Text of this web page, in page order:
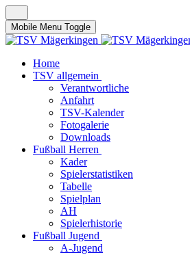
Mobile Menu Toggle
Home
TSV allgemein
Verantwortliche
Anfahrt
TSV-Kalender
Fotogalerie
Downloads
Fußball Herren
Kader
Spielerstatistiken
Tabelle
Spielplan
AH
Spielerhistorie
Fußball Jugend
A-Jugend